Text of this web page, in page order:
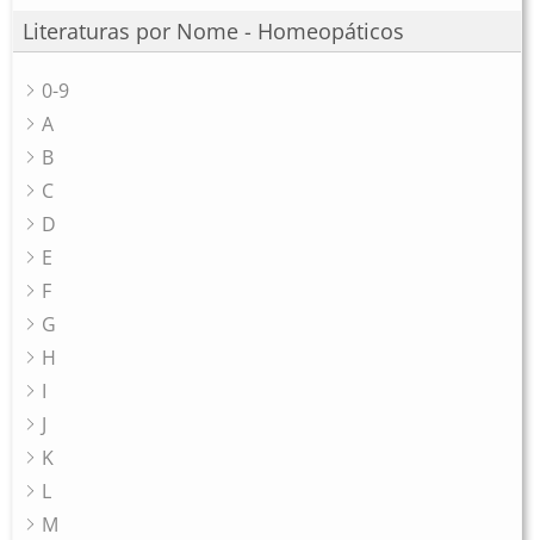
Literaturas por Nome - Homeopáticos
0-9
A
B
C
D
E
F
G
H
I
J
K
L
M